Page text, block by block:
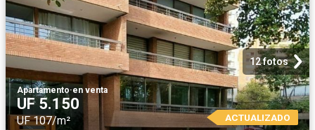
12 fotos
Apartamento·en venta
UF 5.150
UF 107/m² ACTUALIZADO